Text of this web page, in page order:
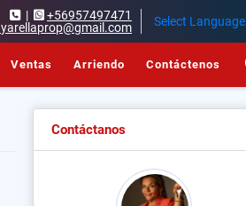
|
+56957497471
yarellaprop@gmail.com
Select Language
Ventas Arriendo Contáctenos
Contáctanos